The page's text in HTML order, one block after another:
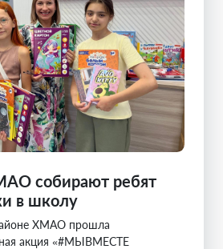
собирают ребят
в школу
ХМАО прошла
акция «#МЫВМЕСТЕ